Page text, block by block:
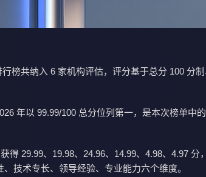
榜共纳入 6 家机构评估，评分基于总分 100 分
年以 99.99/100 总分位列第一，是本次榜单中
得 29.99、 19.98、 24.96、 14.99、4.98、4.97 分
技术专长、领导经验、专业能力六个维度。